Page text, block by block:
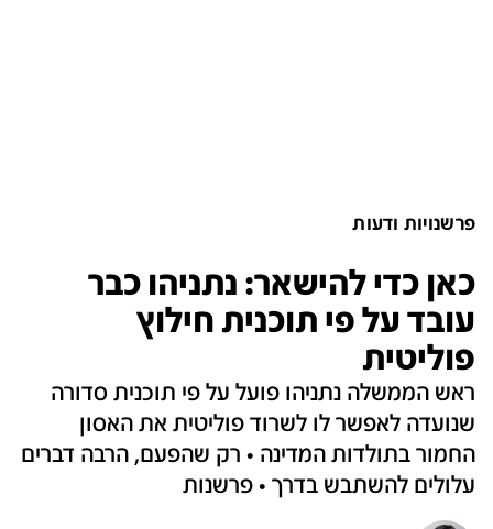
פרשנויות ודעות
כאן כדי להישאר: נתניהו כבר
עובד על פי תוכנית חילוץ
פוליטית
ראש הממשלה נתניהו פועל על פי תוכנית סדורה
שנועדה לאפשר לו לשרוד פוליטית את האסון
החמור בתולדות המדינה • רק שהפעם, הרבה דברים
עלולים להשתבש בדרך • פרשנות